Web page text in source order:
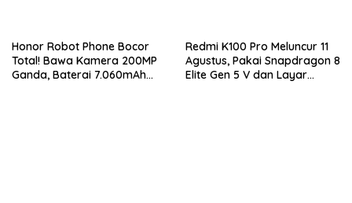
Honor Robot Phone Bocor
Total! Bawa Kamera 200MP
Ganda, Baterai 7.060mAh
Redmi K100 Pro Meluncur 11
Agustus, Pakai Snapdragon 8
Elite Gen 5 V dan Layar